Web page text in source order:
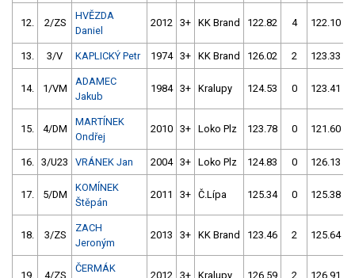
12. 2/ZS
HVĚZDA
Daniel
2012 3+ KK Brand 122.82 4 122.10
13. 3/V KAPLICKÝ Petr 1974 3+ KK Brand 126.02 2 123.33
14. 1/VM
ADAMEC
Jakub
1984 3+ Kralupy 124.53 0 123.41
15. 4/DM
MARTÍNEK
Ondřej
2010 3+ Loko Plz 123.78 0 121.60
16. 3/U23 VRÁNEK Jan 2004 3+ Loko Plz 124.83 0 126.13
17. 5/DM
KOMÍNEK
Štěpán
2011 3+ Č.Lípa 125.34 0 125.38
18. 3/ZS
ZACH
Jeroným
2013 3+ KK Brand 123.46 2 125.64
19. 4/ZS
ČERMÁK
2012 3+ Kralupy 126.59 2 126.91